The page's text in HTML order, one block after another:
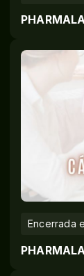
Encerrada